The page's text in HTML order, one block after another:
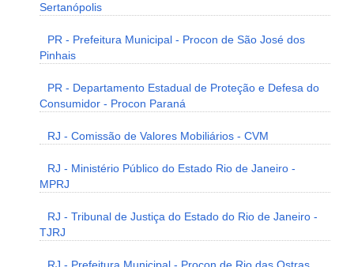
Sertanópolis
PR - Prefeitura Municipal - Procon de São José dos
Pinhais
PR - Departamento Estadual de Proteção e Defesa do
Consumidor - Procon Paraná
RJ - Comissão de Valores Mobiliários - CVM
RJ - Ministério Público do Estado Rio de Janeiro -
MPRJ
RJ - Tribunal de Justiça do Estado do Rio de Janeiro -
TJRJ